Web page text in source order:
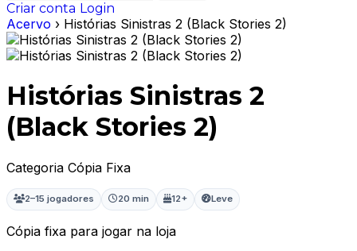
Criar conta Login
Acervo › Histórias Sinistras 2 (Black Stories 2)
Histórias Sinistras 2
(Black Stories 2)
Categoria Cópia Fixa
2–15 jogadores 20 min 12+ Leve
Cópia fixa para jogar na loja